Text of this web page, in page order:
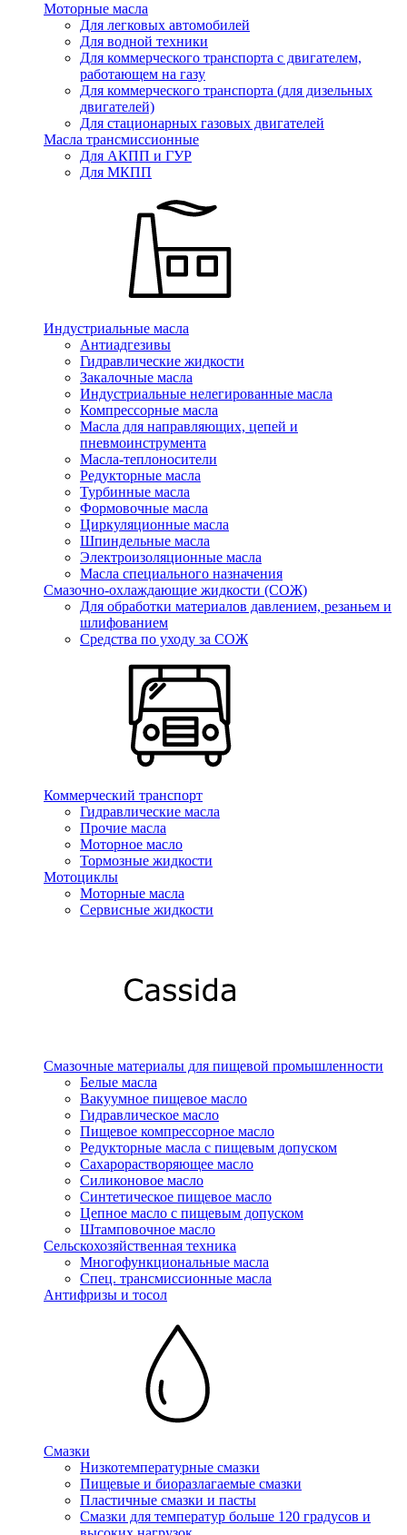
Моторные масла
Для легковых автомобилей
Для водной техники
Для коммерческого транспорта с двигателем,
работающем на газу
Для коммерческого транспорта (для дизельных
двигателей)
Для стационарных газовых двигателей
Масла трансмиссионные
Для АКПП и ГУР
Для МКПП
Индустриальные масла
Антиадгезивы
Гидравлические жидкости
Закалочные масла
Индустриальные нелегированные масла
Компрессорные масла
Масла для направляющих, цепей и
пневмоинструмента
Масла-теплоносители
Редукторные масла
Турбинные масла
Формовочные масла
Циркуляционные масла
Шпиндельные масла
Электроизоляционные масла
Масла специального назначения
Смазочно-охлаждающие жидкости (СОЖ)
Для обработки материалов давлением, резаньем и
шлифованием
Средства по уходу за СОЖ
Коммерческий транспорт
Гидравлические масла
Прочие масла
Моторное масло
Тормозные жидкости
Мотоциклы
Моторные масла
Сервисные жидкости
Смазочные материалы для пищевой промышленности
Белые масла
Вакуумное пищевое масло
Гидравлическое масло
Пищевое компрессорное масло
Редукторные масла с пищевым допуском
Сахарорастворяющее масло
Силиконовое масло
Синтетическое пищевое масло
Цепное масло с пищевым допуском
Штамповочное масло
Сельскохозяйственная техника
Многофункциональные масла
Спец. трансмиссионные масла
Антифризы и тосол
Смазки
Низкотемпературные смазки
Пищевые и биоразлагаемые смазки
Пластичные смазки и пасты
Смазки для температур больше 120 градусов и